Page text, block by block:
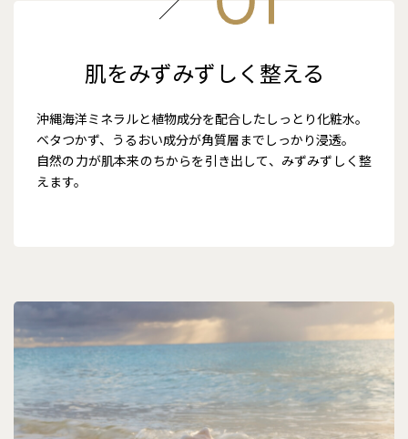
肌をみずみずしく整える
沖縄海洋ミネラルと植物成分を配合したしっとり化粧水。
ベタつかず、うるおい成分が角質層までしっかり浸透。
自然の力が肌本来のちからを引き出して、みずみずしく整
えます。